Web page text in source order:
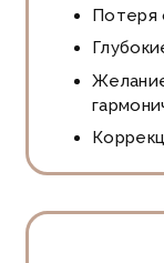
Потеря